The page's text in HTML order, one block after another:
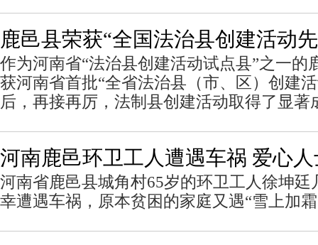
鹿邑县荣获“全国法治县创建活动
作为河南省“法治县创建活动试点县”之一的
获河南省首批“全省法治县（市、区）创建
后，再接再厉，法制县创建活动取得了显著
河南鹿邑环卫工人遭遇车祸 爱心
河南省鹿邑县城角村65岁的环卫工人徐坤廷
幸遭遇车祸，原本贫困的家庭又遇“雪上加